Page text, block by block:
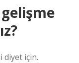
gelişme
diyet için.